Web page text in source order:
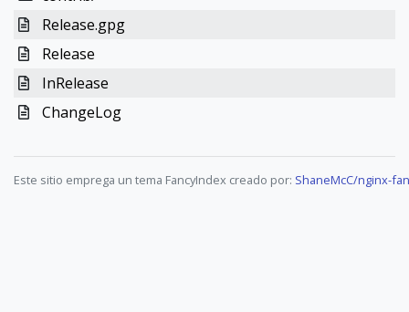
Release.gpg
Release
InRelease
ChangeLog
Este sitio emprega un tema FancyIndex creado por: ShaneMcC/nginx-